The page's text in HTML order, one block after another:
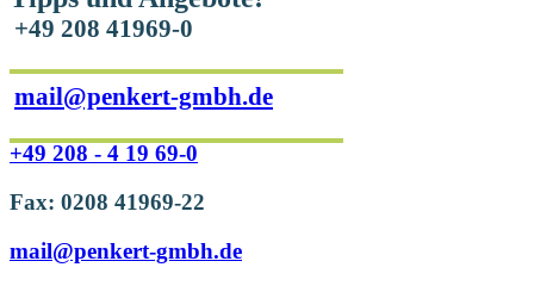
+49 208 41969-0
mail@penkert-gmbh.de
+49 208 - 4 19 69-0
Fax: 0208 41969-22
mail@penkert-gmbh.de